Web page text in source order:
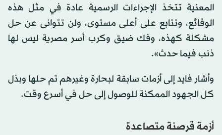
المعنية تتخذ الإجراءات الرسمية عادة في مثل هذه
الوقائع، وتتابع على أعلى مستوى، ولن تتوانى عن حل
مشكلة كهذه، وفك ضيق وكرب أسر مصرية ليس لها
ذنب فيما حدث».
وأشار فايد إلى أزمات سابقة لبحارة وغيرهم تم حلها وبذل
كل الجهود الممكنة للوصول إلى حل في أسرع وقت.
أزمة قرصنة متصاعدة